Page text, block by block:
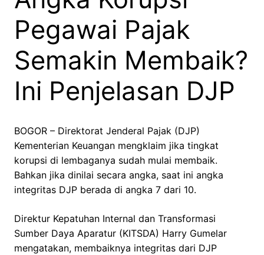
Pegawai Pajak
Semakin Membaik?
Ini Penjelasan DJP
BOGOR – Direktorat Jenderal Pajak (DJP)
Kementerian Keuangan mengklaim jika tingkat
korupsi di lembaganya sudah mulai membaik.
Bahkan jika dinilai secara angka, saat ini angka
integritas DJP berada di angka 7 dari 10.
Direktur Kepatuhan Internal dan Transformasi
Sumber Daya Aparatur (KITSDA) Harry Gumelar
mengatakan, membaiknya integritas dari DJP